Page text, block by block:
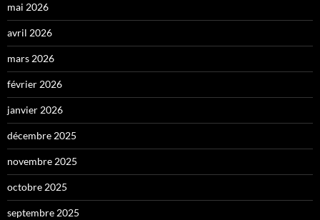
mai 2026
avril 2026
mars 2026
février 2026
janvier 2026
décembre 2025
novembre 2025
octobre 2025
septembre 2025